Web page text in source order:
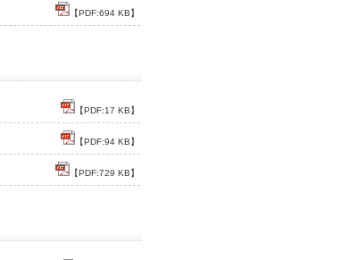
【PDF:694 KB】
【PDF:17 KB】
【PDF:94 KB】
【PDF:729 KB】